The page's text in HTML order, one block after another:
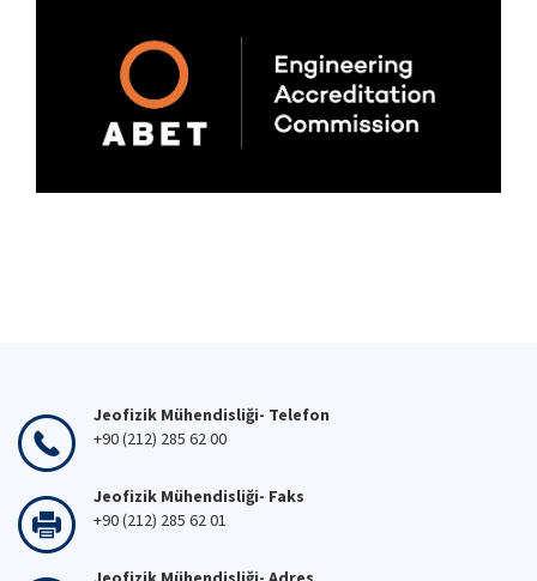
Jeofizik Mühendisliği- Telefon
+90 (212) 285 62 00
Jeofizik Mühendisliği- Faks
+90 (212) 285 62 01